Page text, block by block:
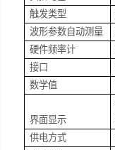
触发类型
波形参数自动测量
硬件频率计
接口
数学值
界面显示
供电方式